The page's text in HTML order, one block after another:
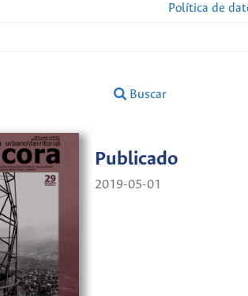
Política de
Buscar
Publicado
2019-05-01